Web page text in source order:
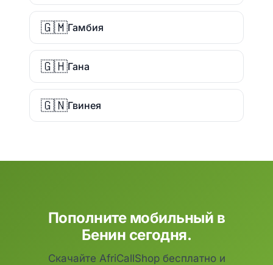
🇬🇲Гамбия
🇬🇭Гана
🇬🇳Гвинея
Пополните мобильный в
Бенин сегодня.
Скачайте AfriCallShop бесплатно и